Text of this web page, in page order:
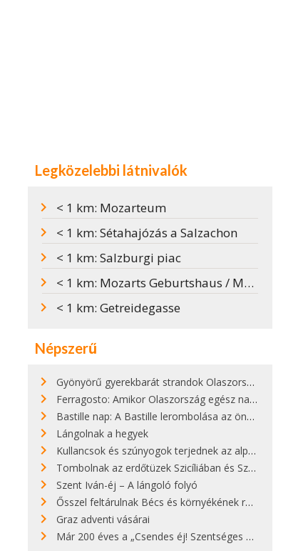
Legközelebbi látnivalók
< 1 km: Mozarteum
< 1 km: Sétahajózás a Salzachon
< 1 km: Salzburgi piac
< 1 km: Mozarts Geburtshaus / Mozart szülőháza
< 1 km: Getreidegasse
Népszerű
Gyönyörű gyerekbarát strandok Olaszországban - megmutatjuk a 15 legjobbat
Ferragosto: Amikor Olaszország egész nap nyaral
Bastille nap: A Bastille lerombolása az önkényuralom végét jelentette
Lángolnak a hegyek
Kullancsok és szúnyogok terjednek az alpesi legelőkön
Tombolnak az erdőtüzek Szicíliában és Szardínián
Szent Iván-éj – A lángoló folyó
Ősszel feltárulnak Bécs és környékének rendkívüli építészeti kincsei
Graz adventi vásárai
Már 200 éves a „Csendes éj! Szentséges éj!”